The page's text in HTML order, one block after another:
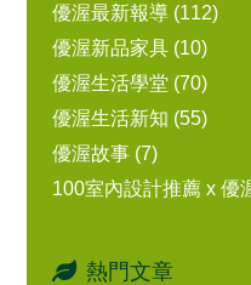
優渥最新報導 (112)
優渥新品家具 (10)
優渥生活學堂 (70)
優渥生活新知 (55)
優渥故事 (7)
100室內設計推薦 x 優
熱門文章